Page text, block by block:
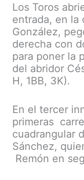
Los Toros
entrada, en la
González,
derecha con
para poner la
del abridor
H, 1BB, 3K).
En el tercer
primeras
cuadrangular
Sánchez,
Remón en